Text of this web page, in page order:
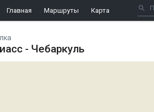
Главная Маршруты Карта
- Чебаркуль